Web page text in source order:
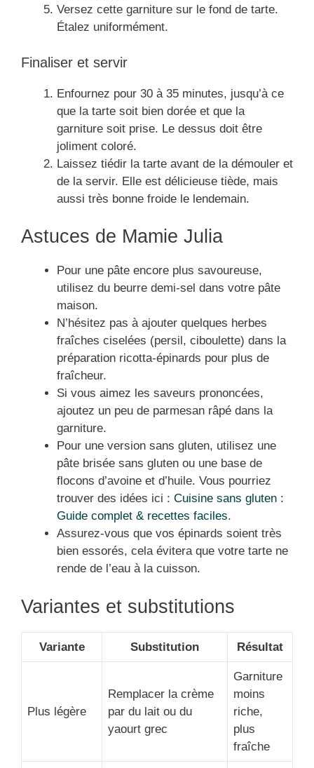
Versez cette garniture sur le fond de tarte.
Étalez uniformément.
Finaliser et servir
Enfournez pour 30 à 35 minutes, jusqu’à ce
que la tarte soit bien dorée et que la
garniture soit prise. Le dessus doit être
joliment coloré.
Laissez tiédir la tarte avant de la démouler et
de la servir. Elle est délicieuse tiède, mais
aussi très bonne froide le lendemain.
Astuces de Mamie Julia
Pour une pâte encore plus savoureuse,
utilisez du beurre demi-sel dans votre pâte
maison.
N’hésitez pas à ajouter quelques herbes
fraîches ciselées (persil, ciboulette) dans la
préparation ricotta-épinards pour plus de
fraîcheur.
Si vous aimez les saveurs prononcées,
ajoutez un peu de parmesan râpé dans la
garniture.
Pour une version sans gluten, utilisez une
pâte brisée sans gluten ou une base de
flocons d’avoine et d’huile. Vous pourriez
trouver des idées ici : Cuisine sans gluten :
Guide complet & recettes faciles.
Assurez-vous que vos épinards soient très
bien essorés, cela évitera que votre tarte ne
rende de l’eau à la cuisson.
Variantes et substitutions
Variante Substitution Résultat
Plus légère
Remplacer la crème
par du lait ou du
yaourt grec
Garniture
moins
riche,
plus
fraîche